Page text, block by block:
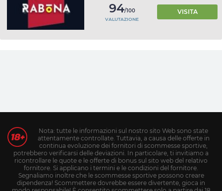
94/100
VALUTAZIONE
VISITA
Nota: tutte le informazioni sul nostro sito Web sono state
attentamente controllate. Tuttavia, a causa delle offerte in
continua evoluzione dei fornitori di scommesse sportive,
potrebbero verificarsi delle deviazioni. In particolare, ti invitiamo a
ricontrollare le quote e le offerte di bonus sul sito web del relativo
fornitore. Si applicano i termini e le condizioni del fornitore.
Segnaliamo inoltre che le scommesse sportive possono creare
dipendenza! Scommettere dovrebbe essere divertente, gioca in